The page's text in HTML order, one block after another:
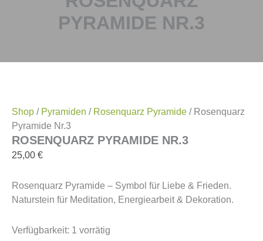
PYRAMIDE NR.3
Shop / Pyramiden / Rosenquarz Pyramide / Rosenquarz
Pyramide Nr.3
ROSENQUARZ PYRAMIDE NR.3
25,00 €
Rosenquarz Pyramide – Symbol für Liebe & Frieden.
Naturstein für Meditation, Energiearbeit & Dekoration.
Verfügbarkeit: 1 vorrätig